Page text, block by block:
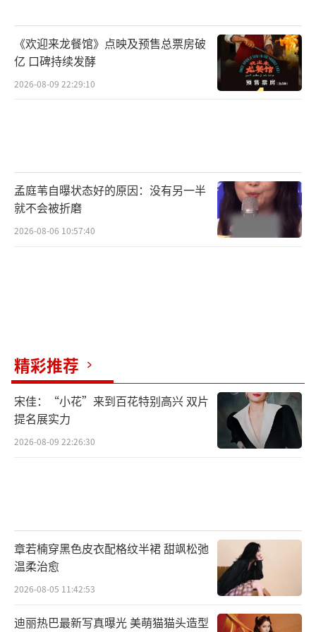
《欢迎来龙餐馆》点映及预售总票房破
亿 口碑持续发酵
2026-08-09 22:29:10
孟庭苇自曝状态好的原因：没有另一半
就不会被折磨
2026-08-06 10:57:40
精彩推荐
宋佳：“小花”来到百花特别高兴 双片
提名展实力
2026-08-09 22:26:30
章若楠穿黑色皮衣配格纹半裙 甜飒松弛
温柔治愈
2026-08-05 11:42:53
迪丽热巴最新写真曝光 美萌猫猫头造型